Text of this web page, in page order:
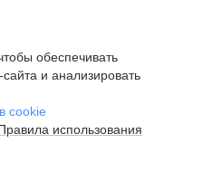
обеспечивать
и анализировать
cookie
использования